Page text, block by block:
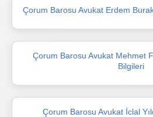
Çorum Barosu Avukat Erdem
Çorum Barosu Avukat Mehmet
Bilgileri
Çorum Barosu Avukat İclal